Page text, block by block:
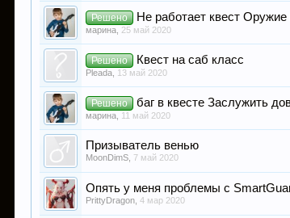
Решено Не работает квест
марина 25 май 2020
Решено Квест на саб класс
Pleada 13 май 2020
Решено баг в квесте Заслужить
марина 11 май 2020
Призыватель венью
MoonDimS 7 май 2020
Опять у меня проблемы с
PrittyDragon ,4 мар 2020